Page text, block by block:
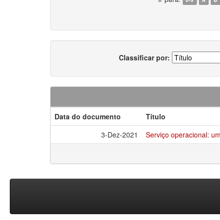
Classificar por:
Data do documento
Título
3-Dez-2021
Serviço operacional: